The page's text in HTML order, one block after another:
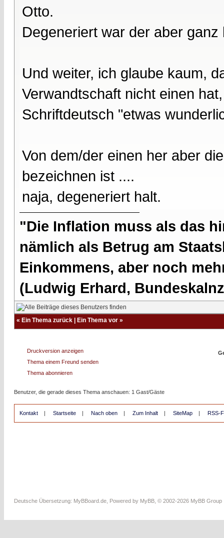
Otto.
Degeneriert war der aber ganz
Und weiter, ich glaube kaum,
Verwandtschaft nicht einen
Schriftdeutsch "etwas
Von dem/der einen her aber
bezeichnen ist ....
naja, degeneriert halt.
"Die Inflation muss als das
nämlich als Betrug am
Einkommens, aber noch
(Ludwig Erhard,
« Ein Thema zurück Ein Thema vor »
Druckversion anzeigen
Thema einem Freund senden
Thema abonnieren
Benutzer, die gerade dieses Thema anschauen: 1 Gast/Gäste
Kontakt | Startseite | Nach oben | Zum Inhalt | SiteMap | RSS-
Deutsche Übersetzung: MyBBoard.de , Powered by MyBB , © 2002-2026 MyBB Group